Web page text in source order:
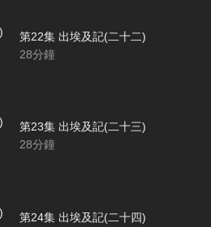
第22集 出埃及記(二十二)
28分鐘
第23集 出埃及記(二十三)
28分鐘
第24集 出埃及記(二十四)